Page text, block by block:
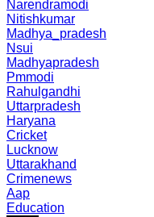
Narendramodi
Nitishkumar
Madhya_pradesh
Nsui
Madhyapradesh
Pmmodi
Rahulgandhi
Uttarpradesh
Haryana
Cricket
Lucknow
Uttarakhand
Crimenews
Aap
Education